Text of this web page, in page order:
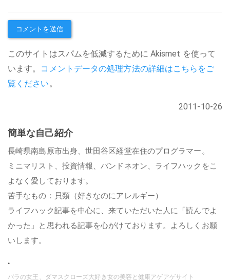
このサイトはスパムを低減するために Akismet を使って
います。 コメントデータの処理方法の詳細はこちらをご
覧ください。
2011-10-26
簡単な自己紹介
長崎県南島原市出身、世田谷区経堂在住のプログラマー。
ミニマリスト、投資情報、バンドネオン、ライフハックをこ
よなく愛しております。
苦手なもの：貝類（好きなのにアレルギー）
ライフハック記事を中心に、来ていただいた人に「読んでよ
かった」と思われる記事を心がけております。よろしくお願
いします。
.
バラの女王、ダマスクローズ大好き女の美容と健康アゲアゲサイト